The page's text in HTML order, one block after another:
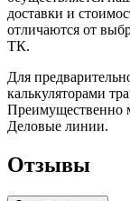
доставки и
отличаются от
ТК.
Для
калькуляторами
Преимущественно
Деловые линии.
Отзывы